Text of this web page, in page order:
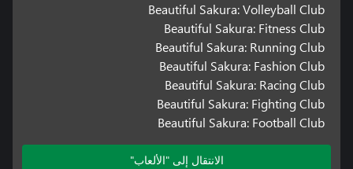
Beautiful Sakura: Volleyball Club
Beautiful Sakura: Fitness Club
Beautiful Sakura: Running Club
Beautiful Sakura: Fashion Club
Beautiful Sakura: Racing Club
Beautiful Sakura: Fighting Club
Beautiful Sakura: Football Club
الانتقال إلى "الألعاب"